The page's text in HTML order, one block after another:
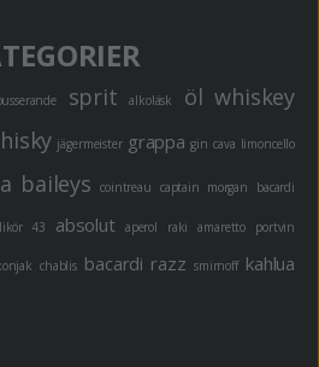
sprit alkoläsk öl whiskey
jägermeister grappa gin cava limoncello
baileys cointreau captain morgan bacardi
likör 43 absolut aperol raki amaretto portvin
chablis bacardi razz smirnoff kahlua